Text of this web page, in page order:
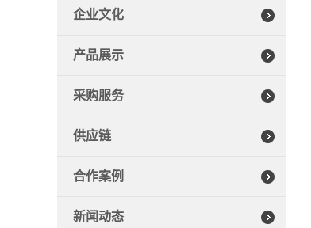
企业文化
产品展示
采购服务
供应链
合作案例
新闻动态